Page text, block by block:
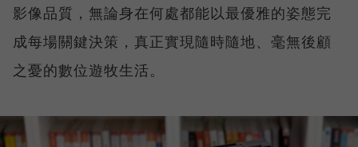
影像品質，無論身在何處都能以最優雅的姿態完
成每場關鍵決策，真正實現隨時隨地、毫無後顧
之憂的數位遊牧生活。